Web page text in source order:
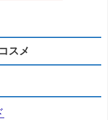
スメ